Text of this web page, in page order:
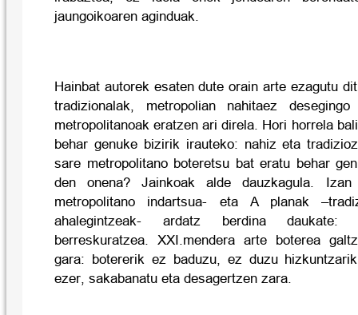
jaungoikoaren aginduak.
Hainbat autorek esaten dute orain arte ezagutu
tradizionalak, metropolian nahitaez
metropolitanoak eratzen ari direla. Hori horrela
behar genuke bizirik irauteko: nahiz eta
sare metropolitano boteretsu bat eratu behar
den onena? Jainkoak alde dauzkagula.
metropolitano indartsua- eta A planak
ahalegintzeak- ardatz berdina daukate:
berreskuratzea. XXI.mendera arte boterea
gara: botererik ez baduzu, ez duzu
ezer, sakabanatu eta desagertzen zara.